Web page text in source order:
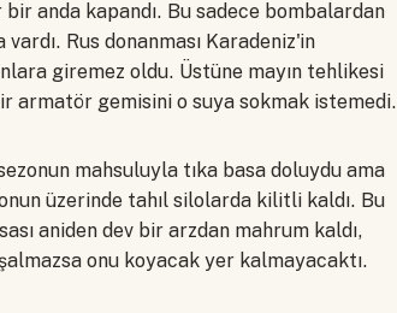
anda kapandı. Bu sadece bombalardan
Rus donanması Karadeniz'in
giremez oldu. Üstüne mayın tehlikesi
armatör gemisini o suya sokmak istemedi.
mahsuluyla tıka basa doluydu ama
üzerinde tahıl silolarda kilitli kaldı. Bu
aniden dev bir arzdan mahrum kaldı,
onu koyacak yer kalmayacaktı.